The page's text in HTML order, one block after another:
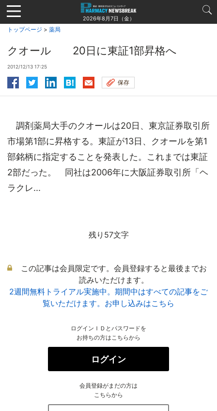
Jump
to
navigation
2026年8月7日（金）
トップページ > 薬局
クオール 20日に東証1部昇格へ
2012/12/13 17:25
保存
調剤薬局大手のクオールは20日、東京証券取引所
市場第1部に昇格する。東証が13日、クオールを第1
部銘柄に指定することを発表した。これまでは東証
2部だった。 同社は2006年に大阪証券取引所「ヘ
ラクレ...
残り57文字
この記事は会員限定です。会員登録すると最後までお
読みいただけます。
2週間無料トライアル実施中。期間中はすべての記事をご
覧いただけます。お申し込みはこちら
ログインＩＤとパスワードを
お持ちの方はこちらから
ログイン
会員登録がまだの方は
こちらから